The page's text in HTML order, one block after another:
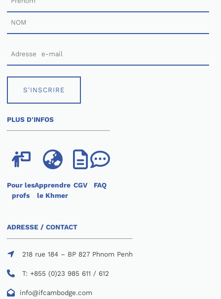
S'INSCRIRE
PLUS D'INFOS
Pour les
profs
Apprendre
le Khmer
CGV FAQ
ADRESSE / CONTACT
218 rue 184 – BP 827 Phnom Penh
T: +855 (0)23 985 611 / 612
info@ifcambodge.com